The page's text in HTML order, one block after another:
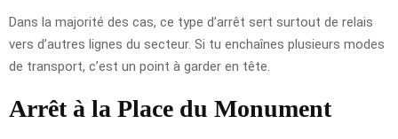
Dans la majorité des cas, ce type d’arrêt sert surtout de relais
vers d’autres lignes du secteur. Si tu enchaînes plusieurs modes
de transport, c’est un point à garder en tête.
Arrêt à la Place du Monument